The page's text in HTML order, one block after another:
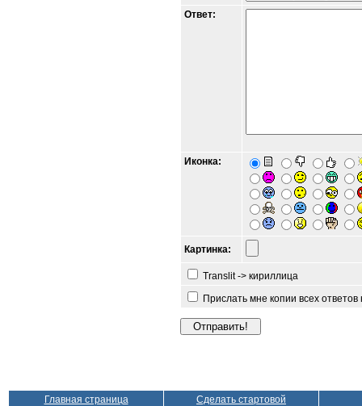
Ответ:
Иконка:
Картинка:
Translit -> кириллица
Прислать мне копии всех
Главная страница Сделать стартовой